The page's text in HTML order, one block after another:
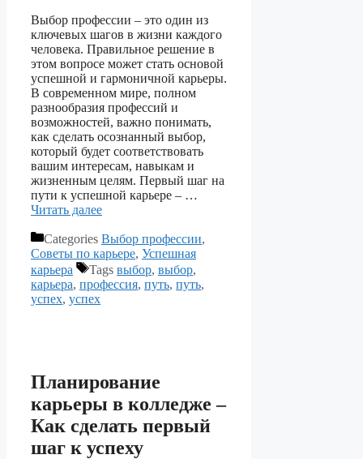
Выбор профессии – это один из
ключевых шагов в жизни каждого
человека. Правильное решение в
этом вопросе может стать основой
успешной и гармоничной карьеры.
В современном мире, полном
разнообразия профессий и
возможностей, важно понимать,
как сделать осознанный выбор,
который будет соответствовать
вашим интересам, навыкам и
жизненным целям. Первый шаг на
пути к успешной карьере – …
Читать далее
Categories Выбор профессии,
Советы по карьере, Успешная
карьера
Tags выбор, выбор,
карьера, профессия, путь, путь,
успех, успех
Планирование
карьеры в колледже –
Как сделать первый
шаг к успеху